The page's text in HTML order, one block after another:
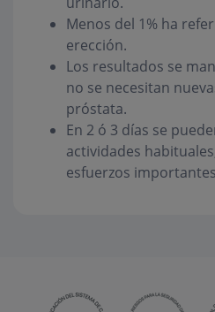
Menos del 1% ha
erección.
Los resultados se
no se necesitan
próstata.
En 2 ó 3 días se
actividades
esfuerzos